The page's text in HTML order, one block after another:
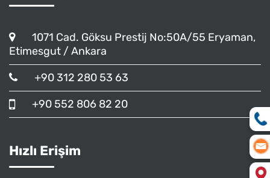
1071 Cad. Göksu Prestij No:50A/55 Eryaman,
Etimesgut / Ankara
+90 312 280 53 63
+90 552 806 82 20
Hızlı Erişim